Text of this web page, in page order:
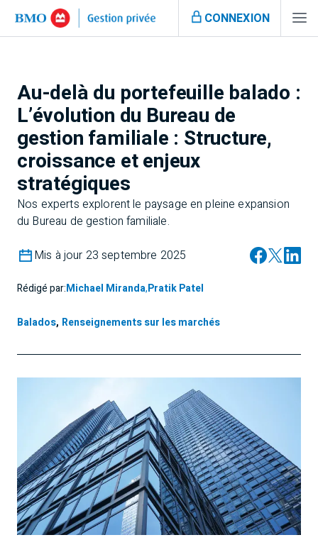
CONNEXION
Au-delà du portefeuille balado :
L’évolution du Bureau de
gestion familiale : Structure,
croissance et enjeux
stratégiques
Nos experts explorent le paysage en pleine expansion
du Bureau de gestion familiale.
Mis à jour 23 septembre 2025
Rédigé par:Michael Miranda,Pratik Patel
Balados, Renseignements sur les marchés